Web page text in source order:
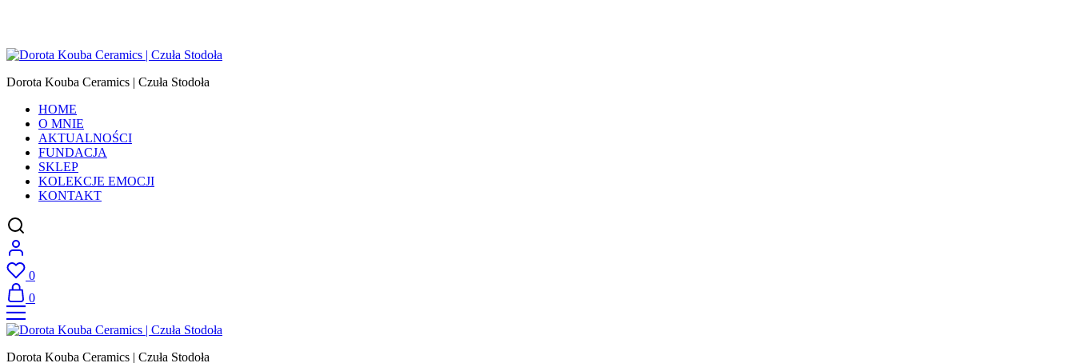
Dorota Kouba Ceramics | Czuła Stodoła
HOME
O MNIE
AKTUALNOŚCI
FUNDACJA
SKLEP
KOLEKCJE EMOCJI
KONTAKT
0
0
Dorota Kouba Ceramics | Czuła Stodoła